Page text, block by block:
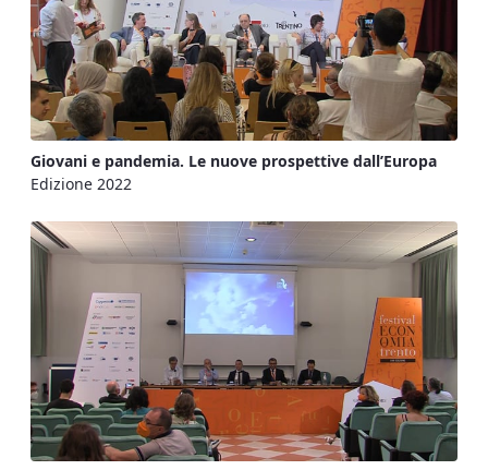
Giovani e pandemia. Le nuove prospettive dall’Europa
Edizione 2022